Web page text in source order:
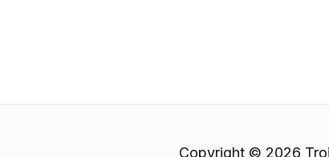
Copyright © 2026